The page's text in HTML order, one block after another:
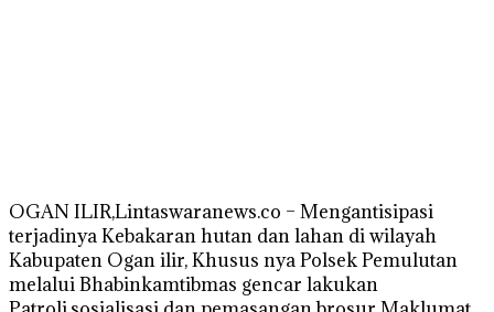
OGAN ILIR,Lintaswaranews.co – Mengantisipasi
terjadinya Kebakaran hutan dan lahan di wilayah
Kabupaten Ogan ilir, Khusus nya Polsek Pemulutan
melalui Bhabinkamtibmas gencar lakukan